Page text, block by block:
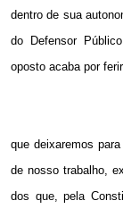
dentro de sua
do Defensor
oposto acaba por
que deixaremos
de nosso trabalho,
dos que, pela